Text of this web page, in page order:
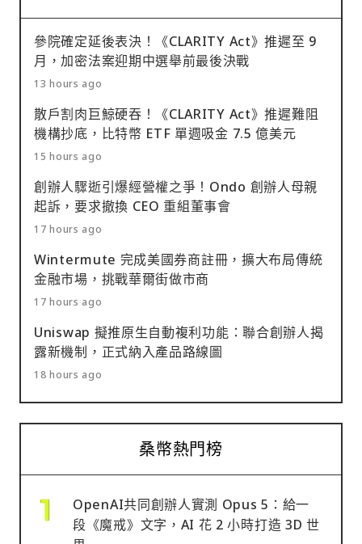
參院確定延後表決！《CLARITY Act》推遲至 9
月，加密法案迎期中選舉前最後決戰
13 hours ago
散戶割肉巨鯨硬吞！《CLARITY Act》推遲難阻
機構抄底，比特幣 ETF 單週吸金 7.5 億美元
15 hours ago
創辦人驟逝引爆經營權之爭！Ondo 創辦人母親
起訴，要求撤換 CEO 重組董事會
17 hours ago
Wintermute 完成美國券商註冊，擴大布局傳統
金融市場，挑戰華爾街做市商
17 hours ago
Uniswap 擬推原生自動複利功能：聯合創辦人揭
露新機制，正式納入產品路線圖
18 hours ago
桑幣熱門榜
OpenAI共同創辦人實測 Opus 5：給一
段《魔戒》文字，AI 花 2 小時打造 3D 世